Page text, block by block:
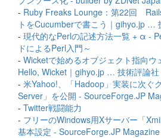
- Ruby Freaks Lounge：第22回
トをCucumberで書こう｜gihyo.jp …
- 現代的なPerlの記述方法一覧 + α -
ドによるPerl入門～
- Wicketで始めるオブジェクト指向
Hello, Wicket｜gihyo.jp … 技術評論社
- 米Yahoo!、「Hadoop」実装に次ぐ
Server」を公開 - SourceForge.JP
- Twitter戦闘能力
- フリーのWindows用Xサーバー「
基本設定 - SourceForge.JP Magazine